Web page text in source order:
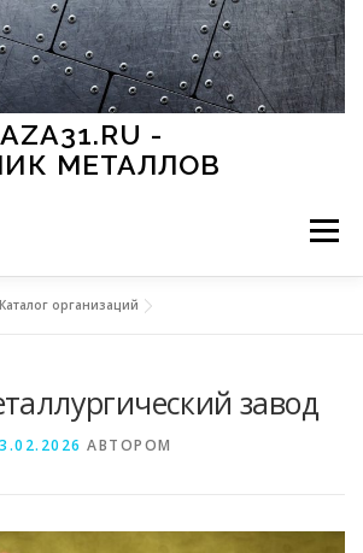
-
МЕТАЛЛОВ
Меню
СРЕДА
Каталог организаций
завод
АВТОРОМ